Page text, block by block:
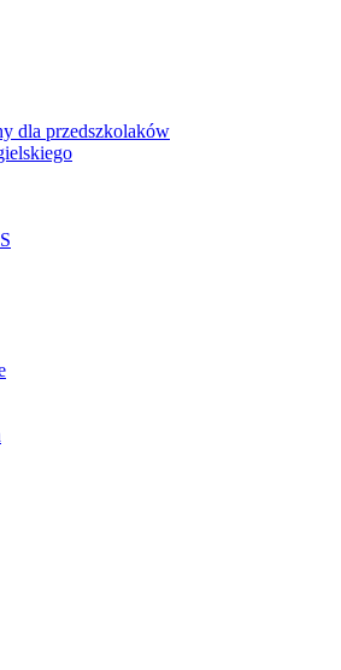
dla przedszkolaków